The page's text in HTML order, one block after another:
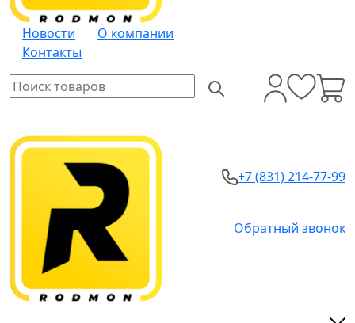
Новости
О компании
Контакты
+7 (831) 214-77-99
Обратный звонок